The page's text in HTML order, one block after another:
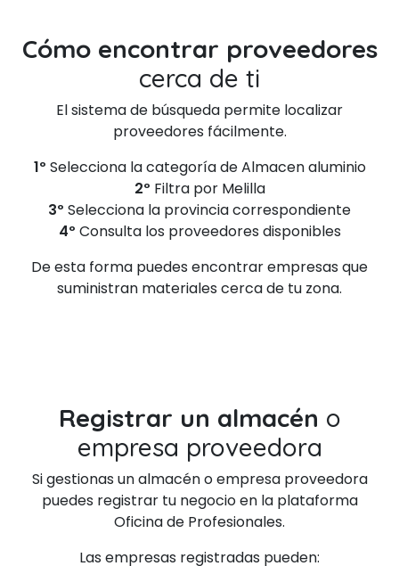
Cómo encontrar proveedores
cerca de ti
El sistema de búsqueda permite localizar
proveedores fácilmente.
1º Selecciona la categoría de Almacen aluminio
2º Filtra por Melilla
3º Selecciona la provincia correspondiente
4º Consulta los proveedores disponibles
De esta forma puedes encontrar empresas que
suministran materiales cerca de tu zona.
Registrar un almacén o
empresa proveedora
Si gestionas un almacén o empresa proveedora
puedes registrar tu negocio en la plataforma
Oficina de Profesionales.
Las empresas registradas pueden: